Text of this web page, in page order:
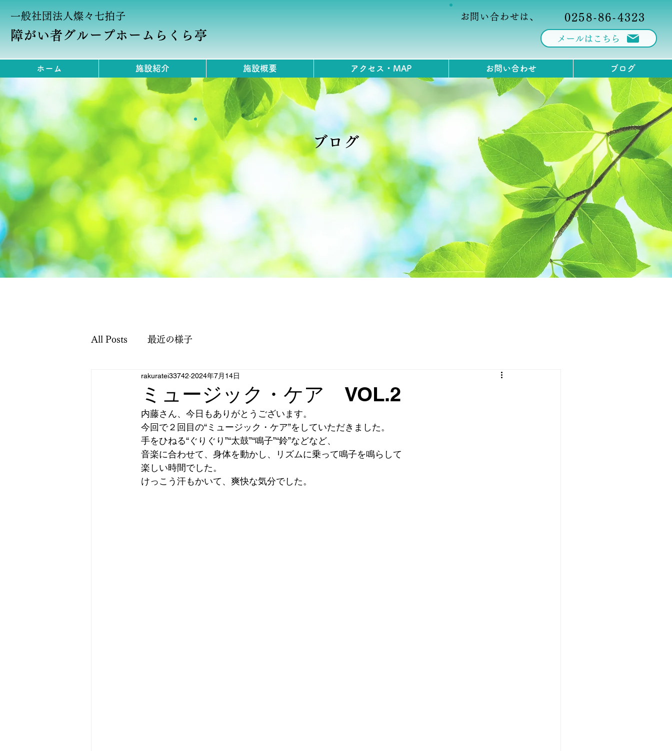
一般社団法人燦々七拍子
障がい者グループホームらくら亭
0258-86-4323
お問い合わせは、
メールはこちら
ホーム 施設紹介 施設概要 アクセス・MAP お問い合わせ ブログ
ブログ
All Posts 最近の様子
ミュージック・ケア VOL.2
rakuratei33742 2024年7月14日
内藤さん、今日もありがとうございます。
今回で２回目の“ミュージック・ケア”をしていただきました。
手をひねる“ぐりぐり”“太鼓”“鳴子”“鈴”などなど、
音楽に合わせて、身体を動かし、リズムに乗って鳴子を鳴らして
楽しい時間でした。
けっこう汗もかいて、爽快な気分でした。